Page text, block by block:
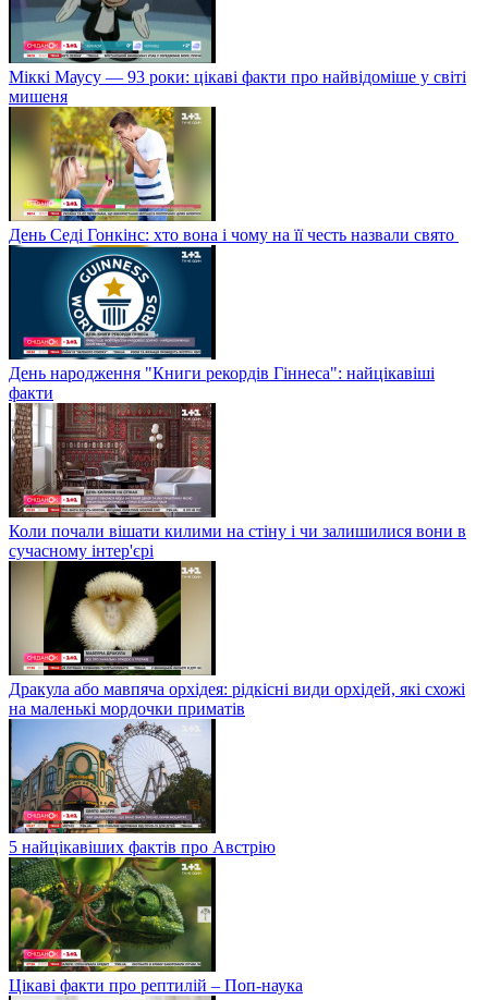
Міккі Маусу — 93 роки: цікаві факти про найвідоміше у світі
мишеня
День Седі Гонкінс: хто вона і чому на її честь назвали свято
День народження "Книги рекордів Гіннеса": найцікавіші
факти
Коли почали вішати килими на стіну і чи залишилися вони в
сучасному інтер'єрі
Дракула або мавпяча орхідея: рідкісні види орхідей, які схожі
на маленькі мордочки приматів
5 найцікавіших фактів про Австрію
Цікаві факти про рептилій – Поп-наука